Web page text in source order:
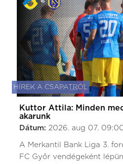
HÍREK A CSAPATRÓL
Kuttor Attila: Minden
akarunk
Dátum: 2026. aug 07.
A Merkantil Bank Liga 3.
FC Győr vendégeként